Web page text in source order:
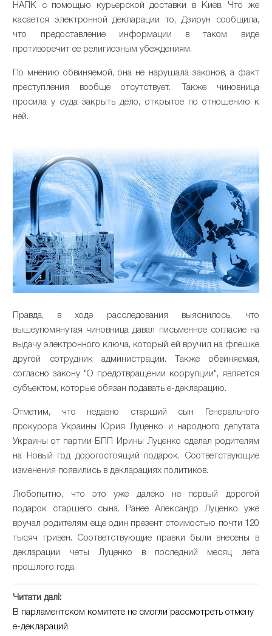
НАПК с помощью курьерской доставки в Киев. Что же
касается электронной декларации то, Дзирун сообщила,
что предоставление информации в таком виде
противоречит ее религиозным убеждениям.
По мнению обвиняемой, она не нарушала законов, а факт
преступления вообще отсутствует. Также чиновница
просила у суда закрыть дело, открытое по отношению к
ней.
Правда, в ходе расследования выяснилось, что
вышеупомянутая чиновница давал письменное согласие на
выдачу электронного ключа, который ей вручил на флешке
другой сотрудник администрации. Также обвиняемая,
согласно закону "О предотвращении коррупции", является
субъектом, которые обязан подавать е-декларацию.
Отметим, что недавно старший сын Генерального
прокурора Украины Юрия Луценко и народного депутата
Украины от партии БПП Ирины Луценко сделал родителям
на Новый год дорогостоящий подарок. Соответствующие
изменения появились в декларациях политиков.
Любопытно, что это уже далеко не первый дорогой
подарок старшего сына. Ранее Александр Луценко уже
вручал родителям еще один презент стоимостью почти 120
тысяч гривен. Соответствующие правки были внесены в
декларации четы Луценко в последний месяц лета
прошлого года.
Читати далі:
В парламентском комитете не смогли рассмотреть отмену
е-деклараций